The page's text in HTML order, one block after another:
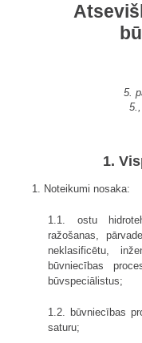
5.
1.
1. Noteikumi nosaka:
1.1. ostu
ražošanas,
neklasificētu,
būvniecības
būvspeciālistus;
1.2. būvniecības
saturu;